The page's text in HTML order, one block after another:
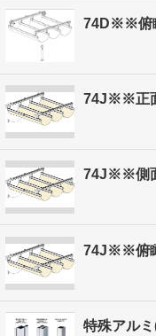
74D※※俯
74J※※正
74J※※側
74J※※俯
特殊アル